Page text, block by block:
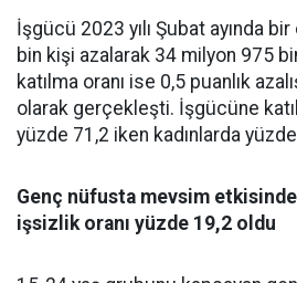
İşgücü 2023 yılı Şubat ayında
bin kişi azalarak 34 milyon 975
katılma oranı ise 0,5 puanlık
olarak gerçekleşti. İşgücüne
yüzde 71,2 iken kadınlarda
Genç nüfusta mevsim
işsizlik oranı yüzde 19,2 oldu